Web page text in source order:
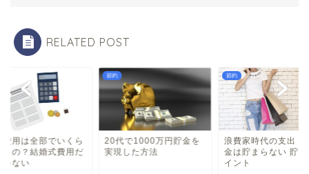
RELATED POST
で1000万円貯金を
した方法
節約
浪費家時代の支出 何故お
金は貯まらない 貯金のポ
節約
結婚費用は全部でい
かかるの？結婚式費
けじゃない